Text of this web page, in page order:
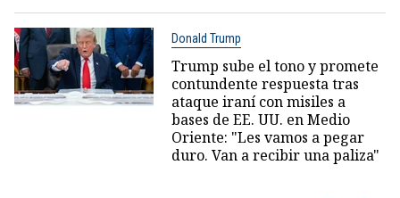
Donald Trump
Trump sube el tono y promete
contundente respuesta tras
ataque iraní con misiles a
bases de EE. UU. en Medio
Oriente: "Les vamos a pegar
duro. Van a recibir una paliza"